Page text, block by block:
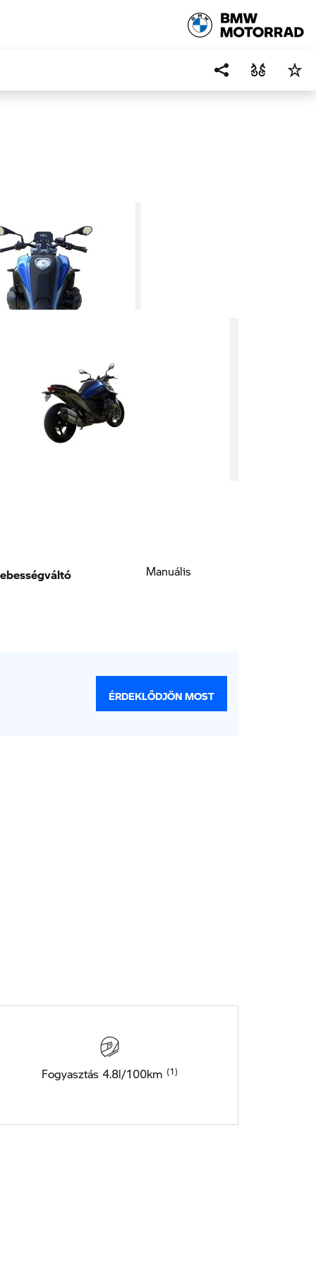
Manuális
ÉRDEKLŐDJÖN MOST
Fogyasztás 4.8l/100km